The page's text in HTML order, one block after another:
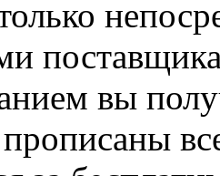
вы
прописаны